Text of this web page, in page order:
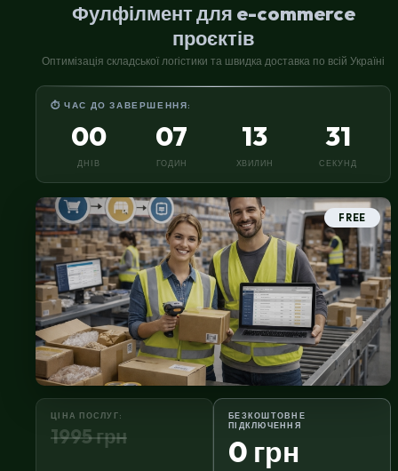
Фулфілмент для e-commerce
проєктів
Оптимізація складської логістики та швидка доставка по всій Україні
⏱ ЧАС ДО ЗАВЕРШЕННЯ:
00
ДНІВ
07
ГОДИН
13
ХВИЛИН
30
СЕКУНД
FREE
ЦІНА ПОСЛУГ:
1995 грн
БЕЗКОШТОВНЕ
ПІДКЛЮЧЕННЯ
0 грн